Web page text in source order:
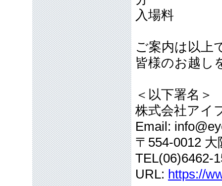
入場料
ご案内は以上
皆様のお越し
＜以下署名＞
株式会社アイ
Email:
〒554-0012
TEL(06)6462-
URL: https://